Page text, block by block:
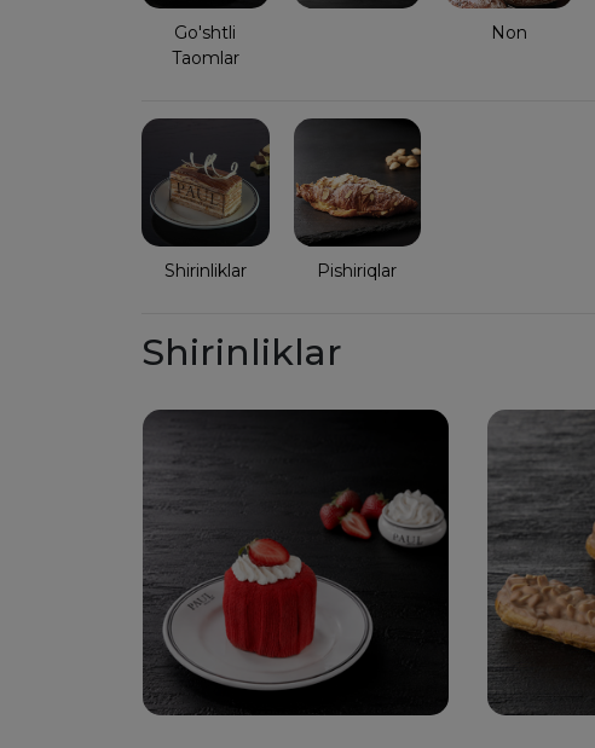
Go'shtli
Taomlar
Non
Shirinliklar Pishiriqlar
Shirinliklar